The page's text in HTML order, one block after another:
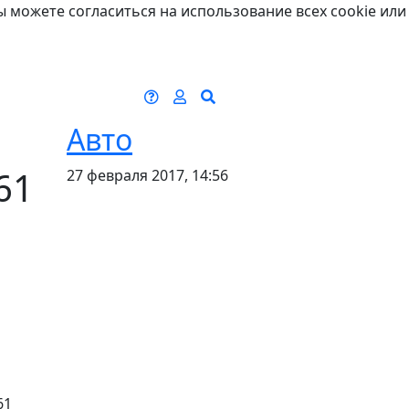
согласиться на использование всех cookie или
Авто
27 февраля 2017, 14:56